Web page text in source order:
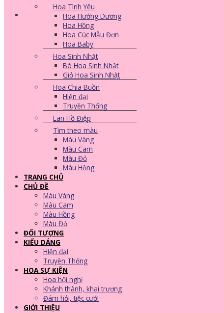
Hoa Tình Yêu
Hoa Hướng Dương
Hoa Hồng
Hoa Cúc Mẫu Đơn
Hoa Baby
Hoa Sinh Nhật
Bó Hoa Sinh Nhật
Giỏ Hoa Sinh Nhật
Hoa Chia Buồn
Hiện đại
Truyền Thống
Lan Hồ Điệp
Tìm theo màu
Màu Vàng
Màu Cam
Màu Đỏ
Màu Hồng
TRANG CHỦ
CHỦ ĐỀ
Màu Vàng
Màu Cam
Màu Hồng
Màu Đỏ
ĐỐI TƯỢNG
KIỂU DÁNG
Hiện đại
Truyền Thống
HOA SỰ KIỆN
Hoa hội nghị
Khánh thành, khai trương
Đám hỏi, tiệc cưới
GIỚI THIỆU